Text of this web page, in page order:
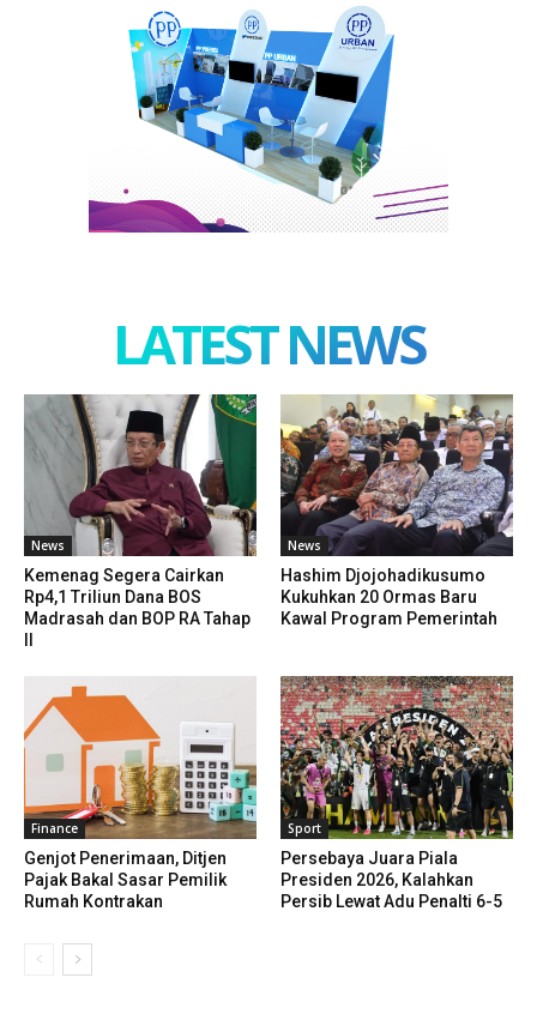
LATEST NEWS
News
Kemenag Segera Cairkan
Rp4,1 Triliun Dana BOS
Madrasah dan BOP RA Tahap
News
Hashim Djojohadikusumo
Kukuhkan 20 Ormas Baru
Kawal Program Pemerintah
Finance
Genjot Penerimaan, Ditjen
Pajak Bakal Sasar Pemilik
Rumah Kontrakan
Sport
Persebaya Juara Piala
Presiden 2026, Kalahkan
Persib Lewat Adu Penalti 6-5